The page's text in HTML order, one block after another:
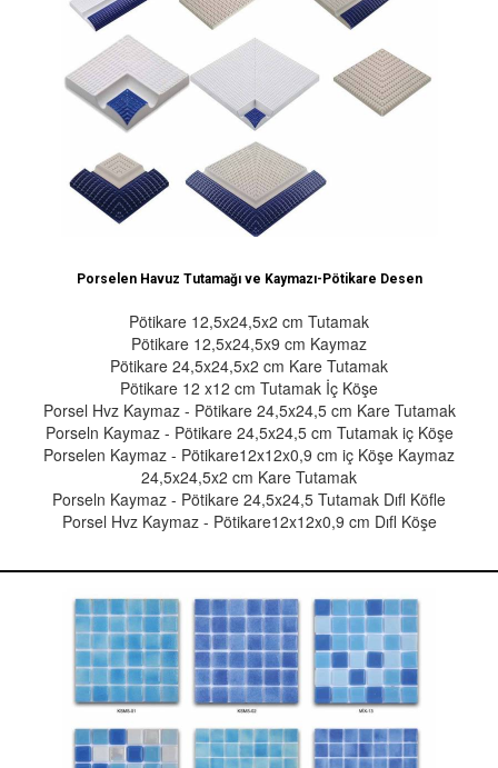
Porselen Havuz Tutamağı ve Kaymazı-Pötikare Desen
Pötikare 12,5x24,5x2 cm Tutamak
Pötikare 12,5x24,5x9 cm Kaymaz
Pötikare 24,5x24,5x2 cm Kare Tutamak
Pötikare 12 x12 cm Tutamak İç Köşe
Porsel Hvz Kaymaz - Pötikare 24,5x24,5 cm Kare Tutamak
Porseln Kaymaz - Pötikare 24,5x24,5 cm Tutamak iç Köşe
Porselen Kaymaz - Pötikare12x12x0,9 cm iç Köşe Kaymaz
24,5x24,5x2 cm Kare Tutamak
Porseln Kaymaz - Pötikare 24,5x24,5 Tutamak Dıfl Köfle
Porsel Hvz Kaymaz - Pötikare12x12x0,9 cm Dıfl Köşe